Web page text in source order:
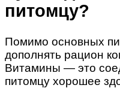
питомцу?
Помимо основных
дополнять рацион
Витамины — это
питомцу хорошее